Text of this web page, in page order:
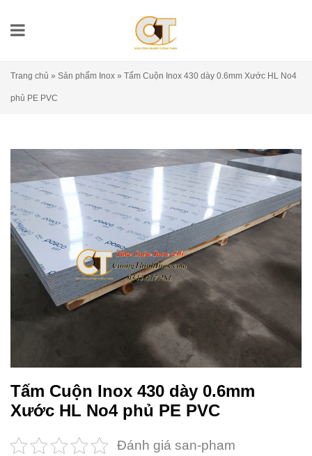
Trang chủ » Sản phẩm Inox » Tấm Cuộn Inox 430 dày 0.6mm Xước HL No4
phủ PE PVC
Tấm Cuộn Inox 430 dày 0.6mm
Xước HL No4 phủ PE PVC
Đánh giá san-pham